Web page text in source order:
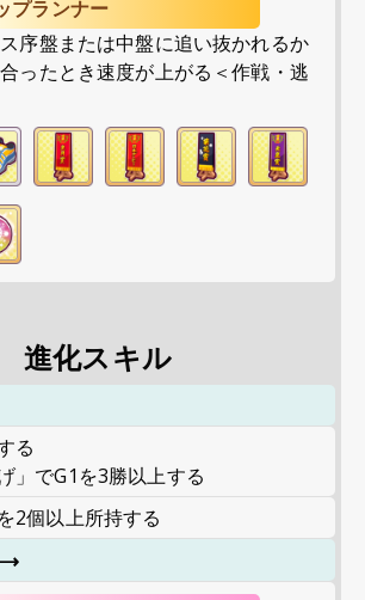
プランナー
序盤または中盤に追い抜かれるか
ったとき速度が上がる＜作戦・逃
進化スキル
る
」でG1を3勝以上する
2個以上所持する